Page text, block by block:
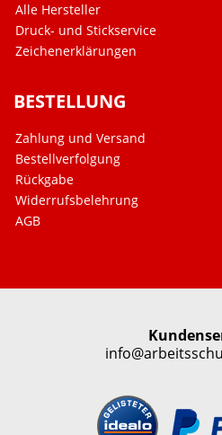
Alle Hersteller
Druck- und Stickservice
Zeichenerklärungen
BESTELLUNG
Zahlung und Versand
Bestellverfolgung
Rückgabe
Widerrufsbelehrung
AGB